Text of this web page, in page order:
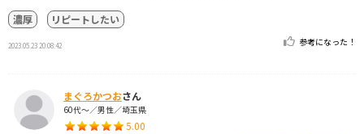
濃厚
リピートしたい
2023.05.23 20:08:42 参考になった！
まぐろかつおさん
60代～／男性／埼玉県
5.00